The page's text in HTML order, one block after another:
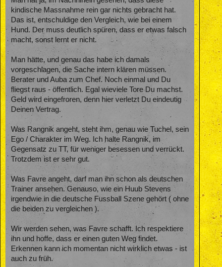
kindische Massnahme rein gar nichts gebracht hat.
Das ist, entschuldige den Vergleich, wie bei einem
Hund. Der muss deutlich spüren, dass er etwas falsch
macht, sonst lernt er nicht.
Man hätte, und genau das habe ich damals
vorgeschlagen, die Sache intern klären müssen.
Berater und Auba zum Chef. Noch einmal und Du
fliegst raus - öffentlich. Egal wieviele Tore Du machst.
Geld wird eingefroren, denn hier verletzt Du eindeutig
Deinen Vertrag.
Was Rangnik angeht, steht ihm, genau wie Tuchel, sein
Ego / Charakter im Weg. Ich halte Rangnik, im
Gegensatz zu TT, für weniger besessen und verrückt.
Trotzdem ist er sehr gut.
Was Favre angeht, darf man ihn schon als deutschen
Trainer ansehen. Genauso, wie ein Huub Stevens
irgendwie in die deutsche Fussball Szene gehört ( ohne
die beiden zu vergleichen ).
Wir werden sehen, was Favre schafft. Ich respektiere
ihn und hoffe, dass er einen guten Weg findet.
Erkennen kann ich momentan nicht wirklich etwas - ist
auch zu früh.